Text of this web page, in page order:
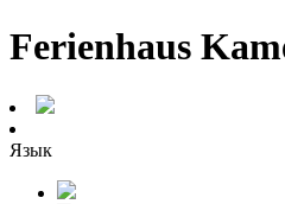
Ferienhaus
Язык